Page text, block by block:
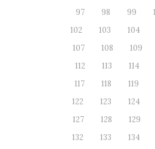
97
98 99
102
103 104
107
108 109
112
113 114
117
118 119
122
123 124
127
128 129
132
133 134